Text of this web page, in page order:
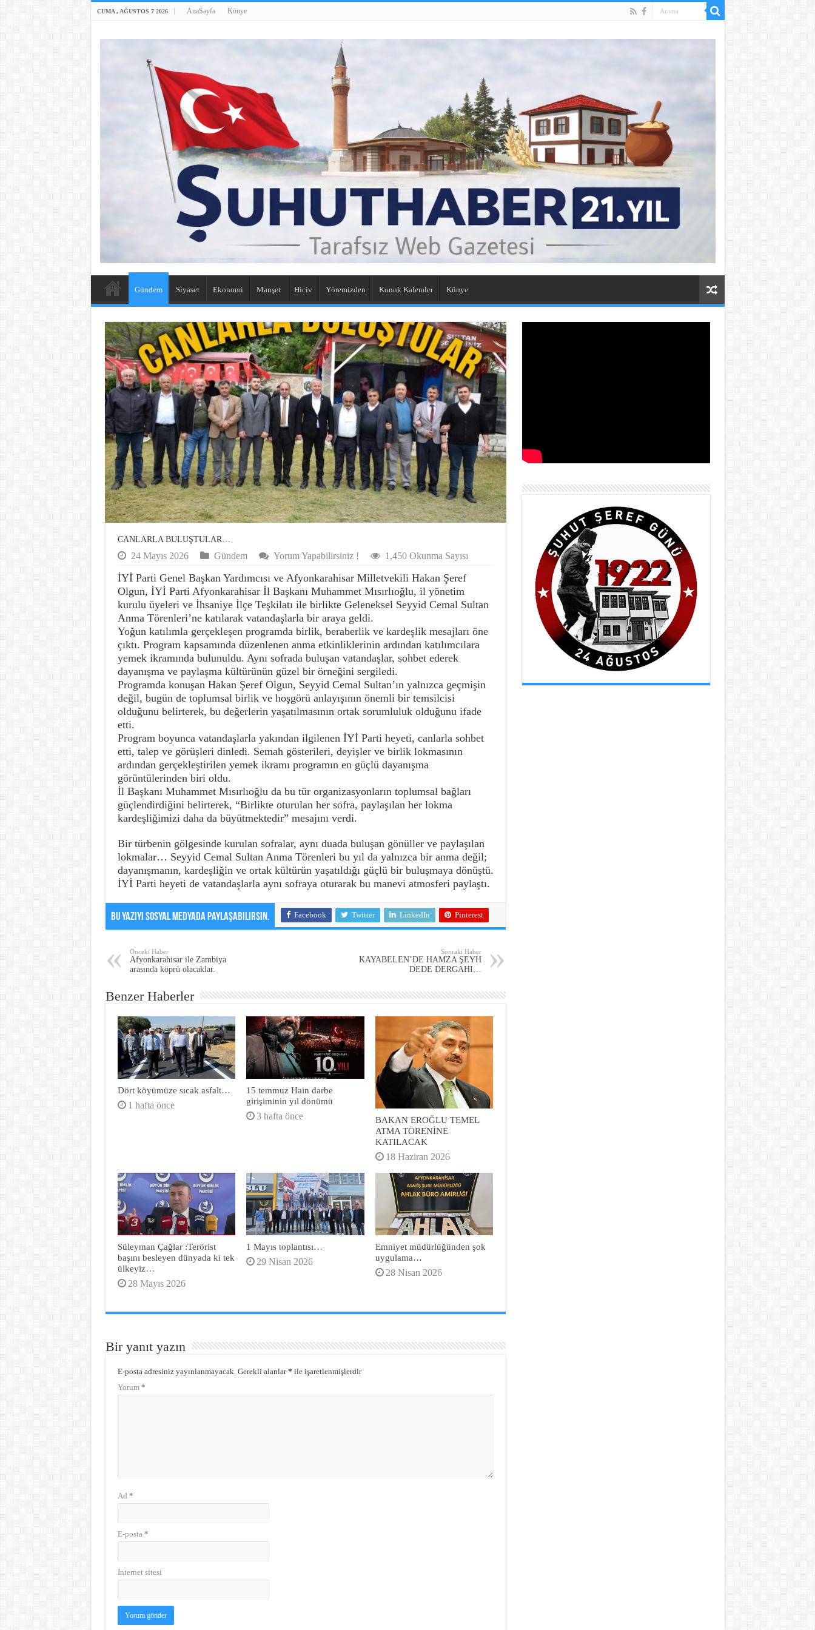
CUMA , AĞUSTOS 7 2026 AnaSayfa Künye
Gündem Siyaset Ekonomi Manşet Hiciv Yöremizden Konuk Kalemler Künye
CANLARLA BULUŞTULAR…
24 Mayıs 2026 Gündem Yorum Yapabilirsiniz ! 1,450 Okunma Sayısı
İYİ Parti Genel Başkan Yardımcısı ve Afyonkarahisar Milletvekili Hakan Şeref
Olgun, İYİ Parti Afyonkarahisar İl Başkanı Muhammet Mısırlıoğlu, il yönetim
kurulu üyeleri ve İhsaniye İlçe Teşkilatı ile birlikte Geleneksel Seyyid Cemal Sultan
Anma Törenleri’ne katılarak vatandaşlarla bir araya geldi.
Yoğun katılımla gerçekleşen programda birlik, beraberlik ve kardeşlik mesajları öne
çıktı. Program kapsamında düzenlenen anma etkinliklerinin ardından katılımcılara
yemek ikramında bulunuldu. Aynı sofrada buluşan vatandaşlar, sohbet ederek
dayanışma ve paylaşma kültürünün güzel bir örneğini sergiledi.
Programda konuşan Hakan Şeref Olgun, Seyyid Cemal Sultan’ın yalnızca geçmişin
değil, bugün de toplumsal birlik ve hoşgörü anlayışının önemli bir temsilcisi
olduğunu belirterek, bu değerlerin yaşatılmasının ortak sorumluluk olduğunu ifade
etti.
Program boyunca vatandaşlarla yakından ilgilenen İYİ Parti heyeti, canlarla sohbet
etti, talep ve görüşleri dinledi. Semah gösterileri, deyişler ve birlik lokmasının
ardından gerçekleştirilen yemek ikramı programın en güçlü dayanışma
görüntülerinden biri oldu.
İl Başkanı Muhammet Mısırlıoğlu da bu tür organizasyonların toplumsal bağları
güçlendirdiğini belirterek, “Birlikte oturulan her sofra, paylaşılan her lokma
kardeşliğimizi daha da büyütmektedir” mesajını verdi.
Bir türbenin gölgesinde kurulan sofralar, aynı duada buluşan gönüller ve paylaşılan
lokmalar… Seyyid Cemal Sultan Anma Törenleri bu yıl da yalnızca bir anma değil;
dayanışmanın, kardeşliğin ve ortak kültürün yaşatıldığı güçlü bir buluşmaya dönüştü.
İYİ Parti heyeti de vatandaşlarla aynı sofraya oturarak bu manevi atmosferi paylaştı.
Bu Yazıyı Sosyal Medyada Paylaşabilirsin. Facebook Twitter LinkedIn Pinterest
Önceki Haber
Afyonkarahisar ile Zambiya
arasında köprü olacaklar.
Sonraki Haber
KAYABELEN’DE HAMZA ŞEYH
DEDE DERGAHI…
Benzer Haberler
Dört köyümüze sıcak asfalt…
1 hafta önce
15 temmuz Hain darbe
girişiminin yıl dönümü
3 hafta önce
BAKAN EROĞLU TEMEL
ATMA TÖRENİNE
KATILACAK
18 Haziran 2026
Süleyman Çağlar :Terörist
başını besleyen dünyada ki tek
ülkeyiz…
28 Mayıs 2026
1 Mayıs toplantısı…
29 Nisan 2026
Emniyet müdürlüğünden şok
uygulama…
28 Nisan 2026
Bir yanıt yazın
E-posta adresiniz yayınlanmayacak. Gerekli alanlar* ile işaretlenmişlerdir
Yorum *
Ad *
E-posta *
İnternet sitesi